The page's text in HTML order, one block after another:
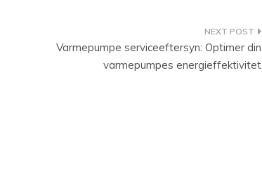
Varmepumpe serviceeftersyn: Optimer din
varmepumpes energieffektivitet